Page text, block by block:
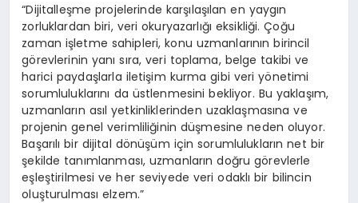
“Dijitalleşme projelerinde karşılaşılan en yaygın
zorluklardan biri, veri okuryazarlığı eksikliği. Çoğu
zaman işletme sahipleri, konu uzmanlarının birincil
görevlerinin yanı sıra, veri toplama, belge takibi ve
harici paydaşlarla iletişim kurma gibi veri yönetimi
sorumluluklarını da üstlenmesini bekliyor. Bu yaklaşım,
uzmanların asıl yetkinliklerinden uzaklaşmasına ve
projenin genel verimliliğinin düşmesine neden oluyor.
Başarılı bir dijital dönüşüm için sorumlulukların net bir
şekilde tanımlanması, uzmanların doğru görevlerle
eşleştirilmesi ve her seviyede veri odaklı bir bilincin
oluşturulması elzem.”